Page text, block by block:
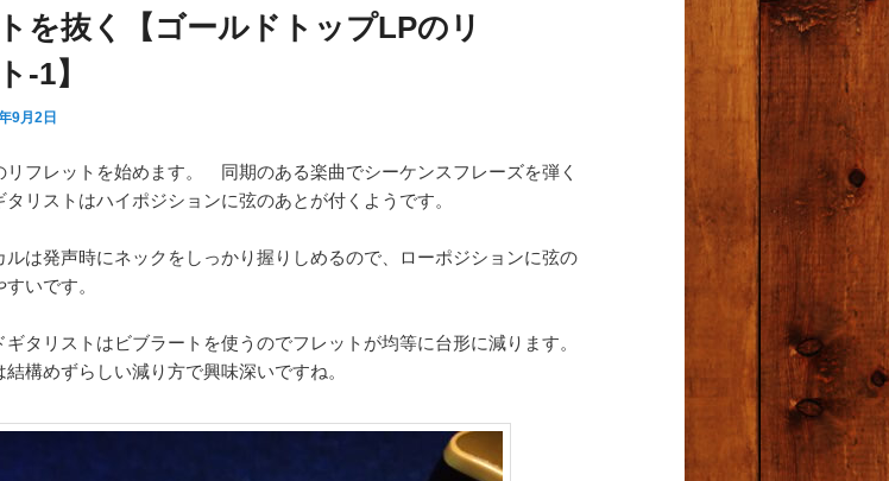
を抜く【ゴールドトップLPのリ
-1】
9月2日
リフレットを始めます。 同期のある楽曲でシーケンスフレーズを弾く
タリストはハイポジションに弦のあとが付くようです。
ルは発声時にネックをしっかり握りしめるので、ローポジションに弦の
いです。
ギタリストはビブラートを使うのでフレットが均等に台形に減ります。
結構めずらしい減り方で興味深いですね。